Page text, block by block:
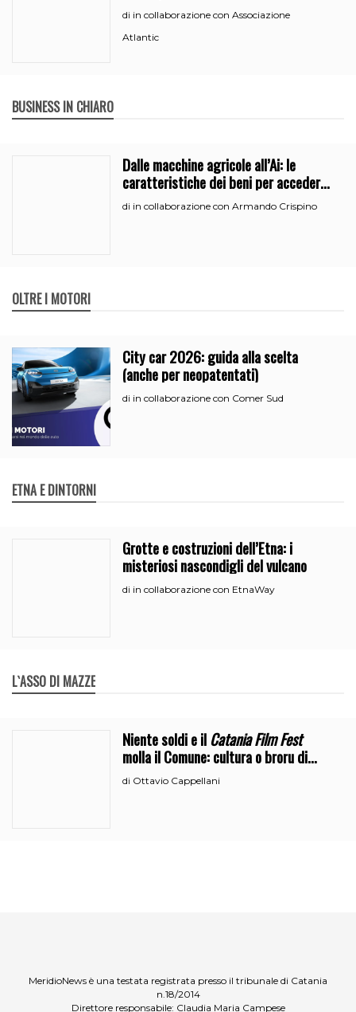
di in collaborazione con Associazione
Atlantic
BUSINESS IN CHIARO
Dalle macchine agricole all’Ai: le
caratteristiche dei beni per accedere
all’iperammortamento
di in collaborazione con Armando Crispino
OLTRE I MOTORI
City car 2026: guida alla scelta
(anche per neopatentati)
di in collaborazione con Comer Sud
ETNA E DINTORNI
Grotte e costruzioni dell’Etna: i
misteriosi nascondigli del vulcano
di in collaborazione con EtnaWay
L`ASSO DI MAZZE
Niente soldi e ilCatania Film Fest
molla il Comune: cultura o broru di
ciciri?
di Ottavio Cappellani
MeridioNews è una testata registrata presso il tribunale di Catania
n.18/2014
Direttore responsabile: Claudia Maria Campese